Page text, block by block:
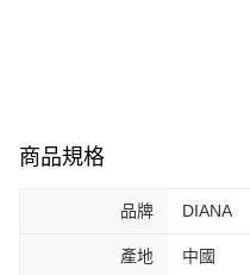
商品規格
品牌 DIANA
產地 中國